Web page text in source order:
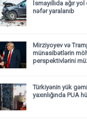
İsmayıllıda ağır
nəfər yaralanıb
Mirziyoyev və
münasibətlərin
perspektivlərini
Türkiyənin yük
yaxınlığında PUA